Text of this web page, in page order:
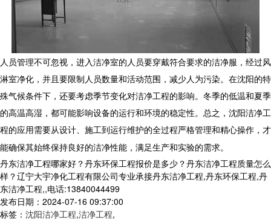
人员管理不可忽视，进入洁净室的人员要穿戴符合要求的洁净服，经过风
淋室净化，并且要限制人员数量和活动范围，减少人为污染。在沈阳的特
殊气候条件下，还要考虑季节变化对洁净工程的影响。冬季的低温和夏季
的高温高湿，都可能影响设备的运行和环境的稳定性。总之，沈阳洁净工
程的应用需要从设计、施工到运行维护的全过程严格管理和精心操作，才
能确保其始终保持良好的洁净性能，满足生产和实验的需求。
丹东洁净工程哪家好？丹东环保工程报价是多少？丹东洁净工程质量怎么
样？辽宁大宇净化工程有限公司专业承接丹东洁净工程,丹东环保工程,丹
东洁净工程,,电话:13840044499
发布日期：2024-07-16 09:37:00
标签： 沈阳洁净工程,洁净工程,